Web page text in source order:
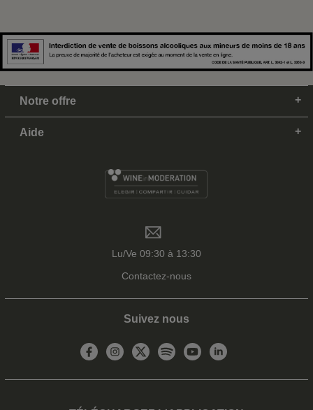
Notre offre
Aide
Lu/Ve 09:30 à 13:30
Contactez-nous
Suivez nous